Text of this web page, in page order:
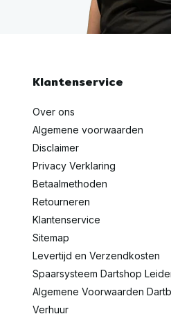
Klantenservice
Over ons
Algemene voorwaarden
Disclaimer
Privacy Verklaring
Betaalmethoden
Retourneren
Klantenservice
Sitemap
Levertijd en Verzendkosten
Spaarsysteem Dartshop
Algemene Voorwaarden
Verhuur